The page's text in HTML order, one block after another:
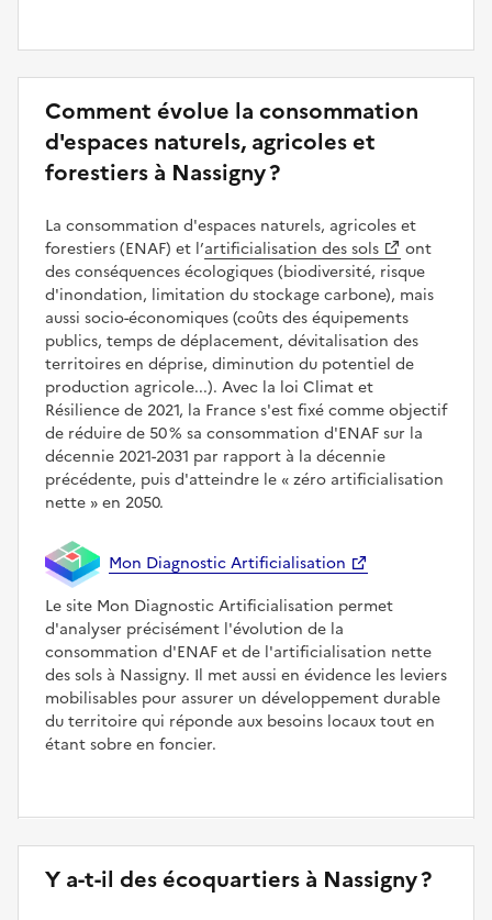
Comment évolue la consommation
d'espaces naturels, agricoles et
forestiers à Nassigny ?
La consommation d'espaces naturels, agricoles et
forestiers (ENAF) et l’artificialisation des sols
ont
des conséquences écologiques (biodiversité, risque
d'inondation, limitation du stockage carbone), mais
aussi socio-économiques (coûts des équipements
publics, temps de déplacement, dévitalisation des
territoires en déprise, diminution du potentiel de
production agricole...). Avec la loi Climat et
Résilience de 2021, la France s'est fixé comme objectif
de réduire de 50 % sa consommation d'ENAF sur la
décennie 2021-2031 par rapport à la décennie
précédente, puis d'atteindre le
zéro artificialisation
nette
en 2050.
Mon Diagnostic Artificialisation
Le site Mon Diagnostic Artificialisation permet
d'analyser précisément l'évolution de la
consommation d'ENAF et de l'artificialisation nette
des sols à Nassigny. Il met aussi en évidence les leviers
mobilisables pour assurer un développement durable
du territoire qui réponde aux besoins locaux tout en
étant sobre en foncier.
Y a-t-il des écoquartiers à Nassigny ?